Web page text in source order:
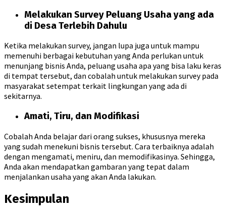
Melakukan Survey Peluang Usaha yang ada
di Desa Terlebih Dahulu
Ketika melakukan survey, jangan lupa juga untuk mampu
memenuhi berbagai kebutuhan yang Anda perlukan untuk
menunjang bisnis Anda, peluang usaha apa yang bisa laku keras
di tempat tersebut, dan cobalah untuk melakukan survey pada
masyarakat setempat terkait lingkungan yang ada di
sekitarnya.
Amati, Tiru, dan Modifikasi
Cobalah Anda belajar dari orang sukses, khususnya mereka
yang sudah menekuni bisnis tersebut. Cara terbaiknya adalah
dengan mengamati, meniru, dan memodifikasinya. Sehingga,
Anda akan mendapatkan gambaran yang tepat dalam
menjalankan usaha yang akan Anda lakukan.
Kesimpulan